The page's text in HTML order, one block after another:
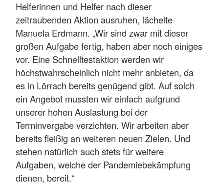
Helferinnen und Helfer nach dieser
zeitraubenden Aktion ausruhen, lächelte
Manuela Erdmann. „Wir sind zwar mit dieser
großen Aufgabe fertig, haben aber noch einiges
vor. Eine Schnelltestaktion werden wir
höchstwahrscheinlich nicht mehr anbieten, da
es in Lörrach bereits genügend gibt. Auf solch
ein Angebot mussten wir einfach aufgrund
unserer hohen Auslastung bei der
Terminvergabe verzichten. Wir arbeiten aber
bereits fleißig an weiteren neuen Zielen. Und
stehen natürlich auch stets für weitere
Aufgaben, welche der Pandemiebekämpfung
dienen, bereit.“